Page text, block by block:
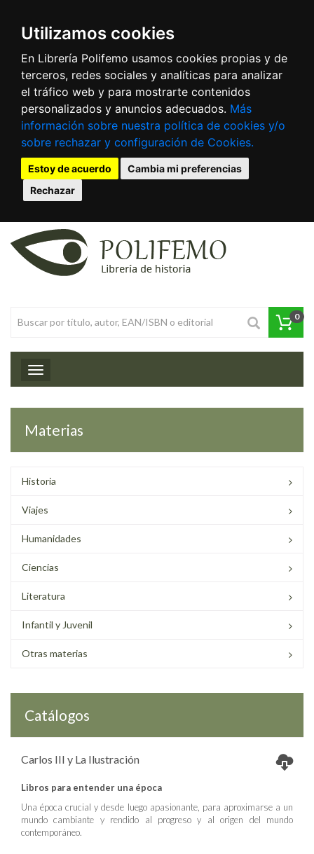
Utilizamos cookies
En Librería Polifemo usamos cookies propias y de
terceros, redes sociales y analíticas para analizar
el tráfico web y para mostrarte contenidos
personalizados y anuncios adecuados. Más
información sobre nuestra política de cookies y/o
sobre rechazar y configuración de Cookies.
Estoy de acuerdo
Cambia mi preferencias
Rechazar
0
Toggle navigation
Materias
Historia
Viajes
Humanidades
Ciencias
Literatura
Infantil y Juvenil
Otras materias
Catálogos
Carlos III y La Ilustración
Libros para entender una época
Una época crucial y desde luego apasionante, para aproximarse a un
mundo cambiante y rendido al progreso y al origen del mundo
contemporáneo.